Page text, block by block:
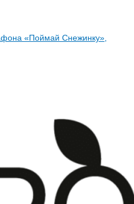
«Поймай Снежинку»,